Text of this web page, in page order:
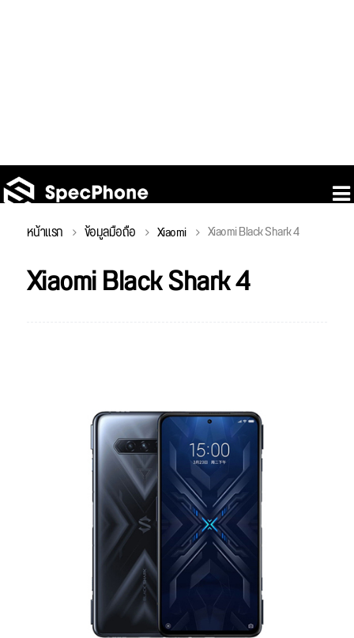
หน้าแรก ข้อมูลมือถือ Xiaomi Xiaomi Black Shark 4
Xiaomi Black Shark 4